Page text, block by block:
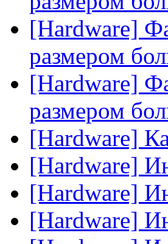
[Hardware]
размером
[Hardware]
размером
[Hardware]
[Hardware]
[Hardware]
[Hardware]